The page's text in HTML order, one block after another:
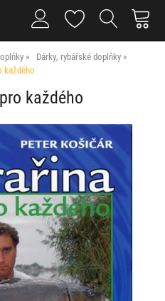
Dárky, rybářské doplňky
každého
každého